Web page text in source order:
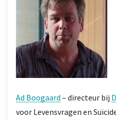
Ad Boogaard – directeur bij
voor Levensvragen en